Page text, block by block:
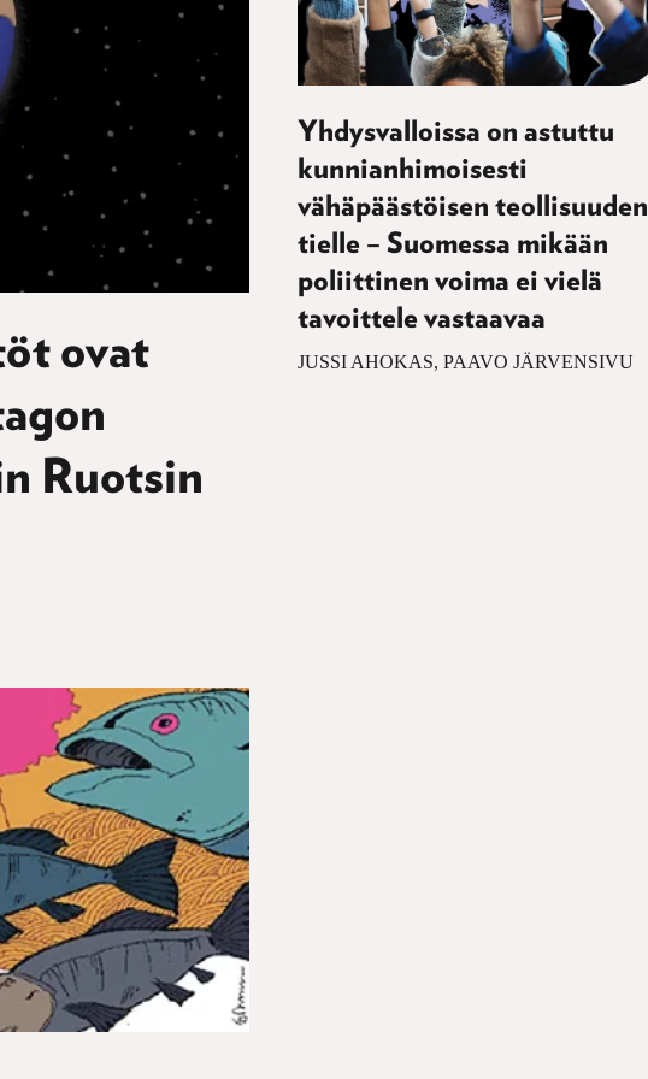
ovat
Ruotsin
Yhdysvalloissa on astuttu
kunnianhimoisesti
vähäpäästöisen teollisuuden
tielle – Suomessa mikään
poliittinen voima ei vielä
tavoittele vastaavaa
JUSSI AHOKAS, PAAVO JÄRVENSIVU